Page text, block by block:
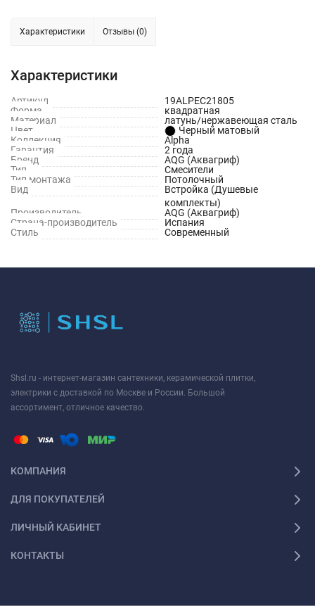
Характеристики Отзывы (0)
Характеристики
Артикул
19ALPEC21805
Форма
квадратная
Материал
латунь/нержавеющая сталь
Цвет
Черный матовый
Коллекция
Alpha
Гарантия
2 года
Бренд
AQG (Аквагриф)
Тип
Смесители
Тип монтажа
Потолочный
Вид
Встройка (Душевые
комплекты)
Производитель
AQG (Аквагриф)
Страна-производитель
Испания
Стиль
Современный
Shsl.ru - интернет-магазин сантехники, керамической плитки,
электрики с доставкой по Москве и России. Большой
ассортимент, отличное качество.
КОМПАНИЯ
ДЛЯ ПОКУПАТЕЛЕЙ
ЛИЧНЫЙ КАБИНЕТ
КОНТАКТЫ